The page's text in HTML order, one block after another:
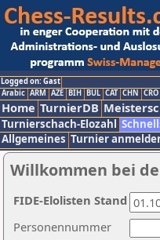
Logged on: Gast
Arabic ARM AZE BIH BUL CAT CHN CRO
Home TurnierDB
Turnierschach-Elozahl
Allgemeines Turnier
Willkommen bei
Personennummer
FIDE-Elolisten Stand